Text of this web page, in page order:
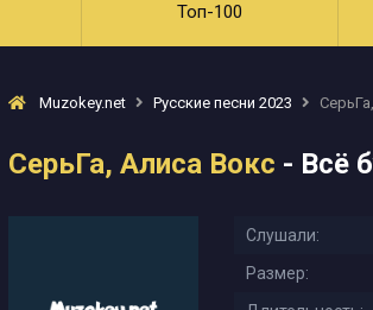
Топ-100
Muzokey.net Русские песни 2023
СерьГа, Алиса Вокс - Всё
Слушали:
Размер: